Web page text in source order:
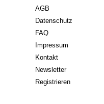
AGB
Datenschutz
FAQ
Impressum
Kontakt
Newsletter
Registrieren